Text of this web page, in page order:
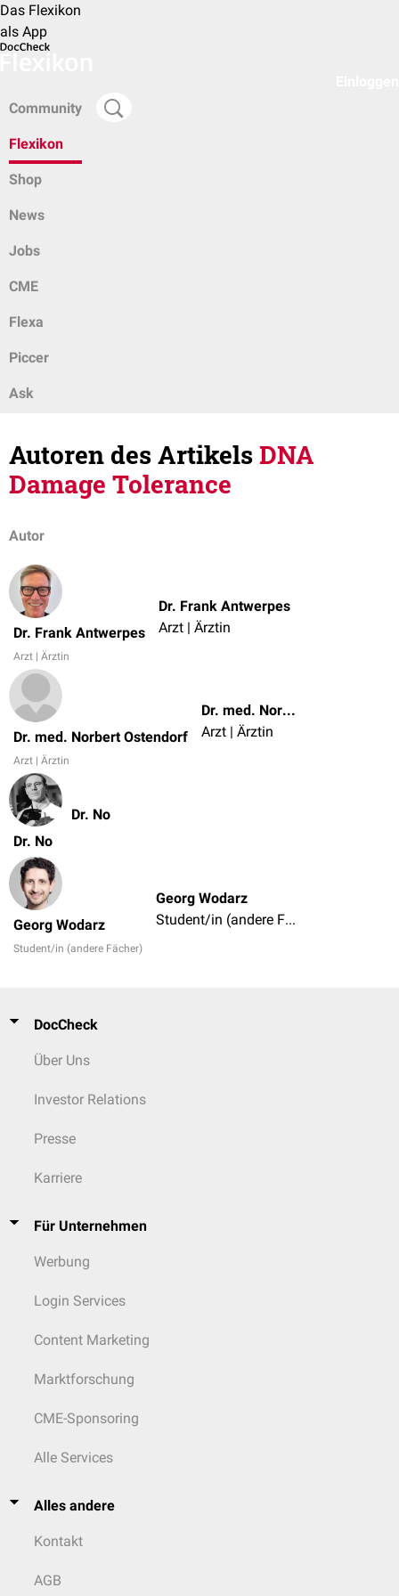
Das Flexikon
als App
Community
Flexikon
Shop
News
Jobs
CME
Flexa
Piccer
Ask
Autoren des ArtikelsDNA
Damage Tolerance
Autor
Dr. Frank Antwerpes
Arzt | Ärztin
Dr. Frank Antwerpes
Arzt | Ärztin
Dr. med. Norbert Ostendorf
Arzt | Ärztin
Dr. med. Norbert Ostendorf
Arzt | Ärztin
Dr. No
Dr. No
Georg Wodarz
Student/in (andere Fächer)
Georg Wodarz
Student/in (andere Fächer)
DocCheck
Über Uns
Investor Relations
Presse
Karriere
Für Unternehmen
Werbung
Login Services
Content Marketing
Marktforschung
CME-Sponsoring
Alle Services
Alles andere
Kontakt
AGB